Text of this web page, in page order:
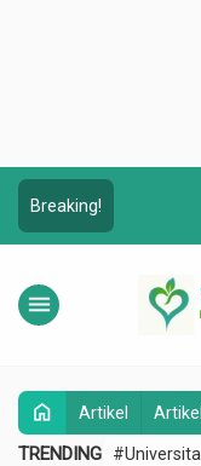
Breaking!
menu
home Artikel
TRENDING